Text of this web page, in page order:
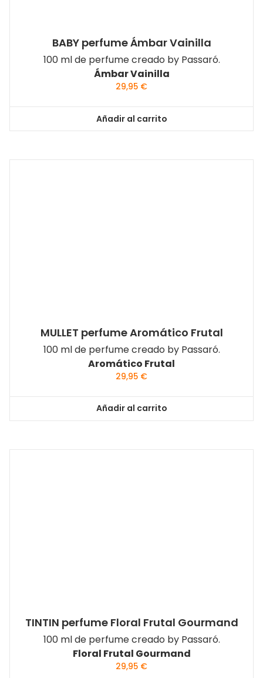
BABY perfume Ámbar Vainilla
100 ml de perfume creado by Passaró.
Ámbar Vainilla
29,95 €
Añadir al carrito
MULLET perfume Aromático Frutal
100 ml de perfume creado by Passaró.
Aromático Frutal
29,95 €
Añadir al carrito
TINTIN perfume Floral Frutal Gourmand
100 ml de perfume creado by Passaró.
Floral Frutal Gourmand
29,95 €